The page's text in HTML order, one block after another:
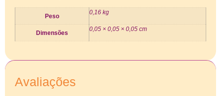
Peso
0,16 kg
Dimensões
0,05 × 0,05 × 0,05 cm
Avaliações